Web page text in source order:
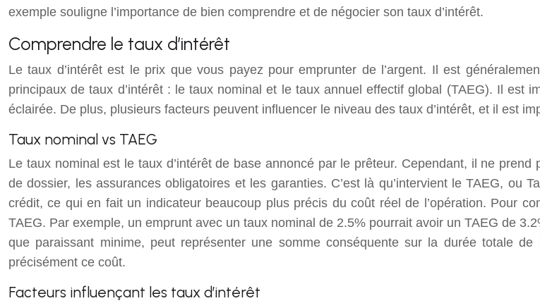
exemple souligne l’importance de bien comprendre et de négocier son taux d’intérêt.
Comprendre le taux d’intérêt
Le taux d’intérêt est le prix que vous payez pour emprunter de l’argent. Il est
principaux de taux d’intérêt : le taux nominal et le taux annuel effectif global (TAEG). Il est
éclairée. De plus, plusieurs facteurs peuvent influencer le niveau des taux d’intérêt, et il est
Taux nominal vs TAEG
Le taux nominal est le taux d’intérêt de base annoncé par le prêteur. Cependant, il ne
de dossier, les assurances obligatoires et les garanties. C’est là qu’intervient le TAEG, ou
crédit, ce qui en fait un indicateur beaucoup plus précis du coût réel de l’opération. Pour
TAEG. Par exemple, un emprunt avec un taux nominal de 2.5% pourrait avoir un TAEG de
que paraissant minime, peut représenter une somme conséquente sur la durée totale
précisément ce coût.
Facteurs influençant les taux d’intérêt